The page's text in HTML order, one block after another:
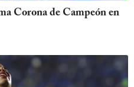
Corona de Campeón en